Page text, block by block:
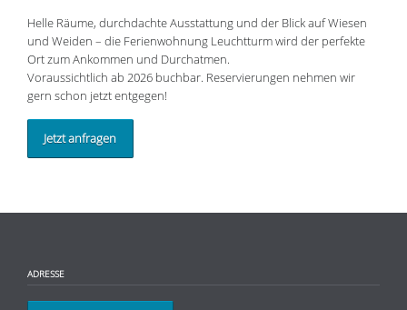
Helle Räume, durchdachte Ausstattung und der Blick auf Wiesen
und Weiden – die Ferienwohnung Leuchtturm wird der perfekte
Ort zum Ankommen und Durchatmen.
Voraussichtlich ab 2026 buchbar. Reservierungen nehmen wir
gern schon jetzt entgegen!
Jetzt anfragen
ADRESSE